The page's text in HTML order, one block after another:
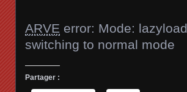
ARVE error: Mode:
switching to normal mode
Partager :